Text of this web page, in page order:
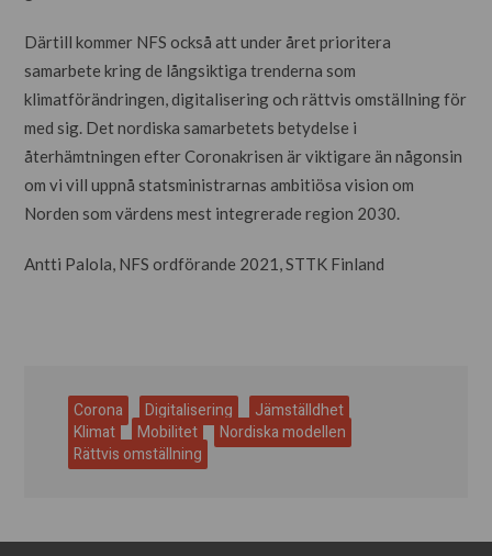
Därtill kommer NFS också att under året prioritera
samarbete kring de långsiktiga trenderna som
klimatförändringen, digitalisering och rättvis omställning för
med sig. Det nordiska samarbetets betydelse i
återhämtningen efter Coronakrisen är viktigare än någonsin
om vi vill uppnå statsministrarnas ambitiösa vision om
Norden som värdens mest integrerade region 2030.
Antti Palola, NFS ordförande 2021, STTK Finland
Corona Digitalisering
Jämställdhet
Klimat
Mobilitet
Nordiska modellen
Rättvis omställning